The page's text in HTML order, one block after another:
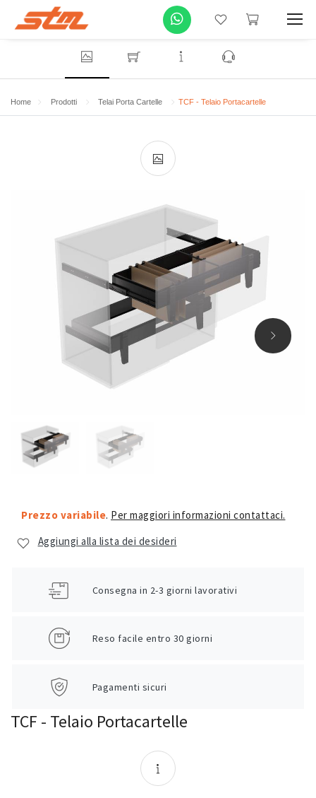
Home Prodotti Telai Porta Cartelle TCF - Telaio Portacartelle
Prezzo variabile. Per maggiori informazioni contattaci.
Aggiungi alla lista dei desideri
Consegna in 2-3 giorni lavorativi
Reso facile entro 30 giorni
Pagamenti sicuri
TCF - Telaio Portacartelle